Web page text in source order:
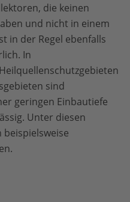
die keinen
und nicht in einem
in der Regel ebenfalls
In
sind
geringen Einbautiefe
Unter diesen
beispielsweise